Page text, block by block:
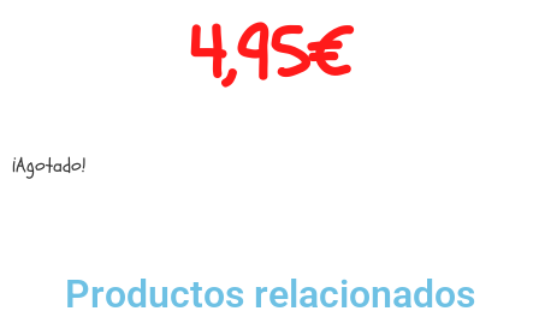
4,95€
¡Agotado!
Productos relacionados